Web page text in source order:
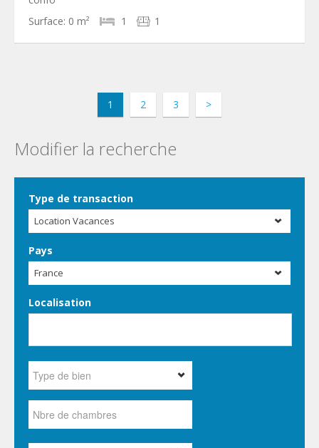
Surface: 0 m² 1 1
1 2 3 >
Modifier la recherche
Type de transaction
Location Vacances
Pays
France
Localisation